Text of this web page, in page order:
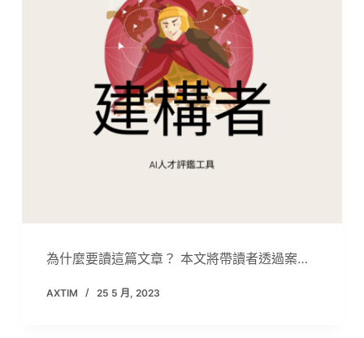
為什麼要讀這篇文章？ 本文將帶讀者透過案…
AXTIM 25 5 月, 2023